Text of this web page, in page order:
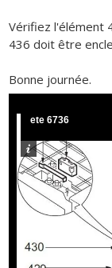
Vérifiez l'élément
436 doit être
Bonne journée.
ete 6736